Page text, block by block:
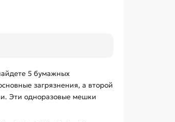
5 бумажных
загрязнения, а второй
Эти одноразовые мешки